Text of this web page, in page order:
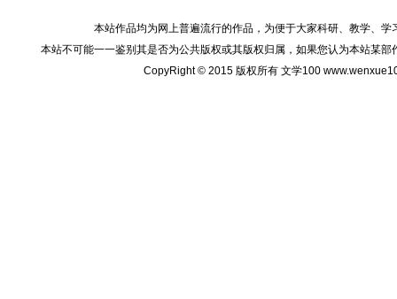
本站作品均为网上普遍流行的作品，为便于大家科研、教学、
本站不可能一一鉴别其是否为公共版权或其版权归属，如果您认为本站某
CopyRight © 2015 版权所有 文学100